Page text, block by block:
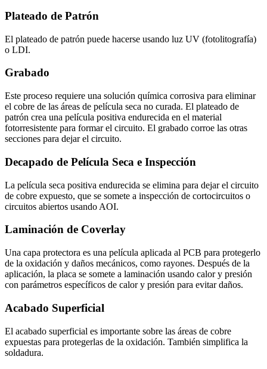
Plateado de Patrón
El plateado de patrón puede hacerse usando luz UV (fotolitografía)
o LDI.
Grabado
Este proceso requiere una solución química corrosiva para eliminar
el cobre de las áreas de película seca no curada. El plateado de
patrón crea una película positiva endurecida en el material
fotorresistente para formar el circuito. El grabado corroe las otras
secciones para dejar el circuito.
Decapado de Película Seca e Inspección
La película seca positiva endurecida se elimina para dejar el circuito
de cobre expuesto, que se somete a inspección de cortocircuitos o
circuitos abiertos usando AOI.
Laminación de Coverlay
Una capa protectora es una película aplicada al PCB para protegerlo
de la oxidación y daños mecánicos, como rayones. Después de la
aplicación, la placa se somete a laminación usando calor y presión
con parámetros específicos de calor y presión para evitar daños.
Acabado Superficial
El acabado superficial es importante sobre las áreas de cobre
expuestas para protegerlas de la oxidación. También simplifica la
soldadura.